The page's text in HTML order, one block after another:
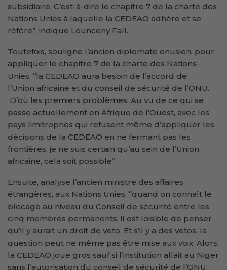
subsidiaire. C’est-à-dire le chapitre 7 de la charte des
Nations Unies à laquelle la CEDEAO adhère et se
réfère’’, indique Lounceny Fall.
Toutefois, souligne l’ancien diplomate onusien, pour
appliquer le chapitre 7 de la charte des Nations-
Unies, ‘’la CEDEAO aura besoin de l’accord de
l’Union africaine et du conseil de sécurité de l’ONU.
D’où les premiers problèmes. Au vu de ce qui se
passe actuellement en Afrique de l’Ouest, avec les
pays limitrophes qui refusent même d’appliquer les
décisions de la CEDEAO en ne fermant pas les
frontières, je ne suis certain qu’au sein de l’Union
africaine, cela soit possible’’.
Ensuite, analyse l’ancien ministre des affaires
étrangères, aux Nations Unies, ‘’quand on connaît le
blocage au niveau du Conseil de sécurité entre les
cinq membres permanents, il est loisible de penser
qu’il y aurait un droit de veto. Et s’il y a des vetos, la
question peut ne même pas être mise aux voix. Alors,
la CEDEAO joue gros sauf si l’institution allait au Niger
sans l’autorisation du conseil de sécurité de l’ONU.